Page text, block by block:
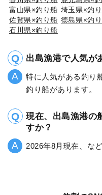
富山県×釣り船 埼玉県×釣
佐賀県×釣り船 徳島県×釣
石川県×釣り船
出島漁港で人気が
特に人気がある釣り
釣り船があります。
現在、出島漁港の
すか？
2026年8月現在、な